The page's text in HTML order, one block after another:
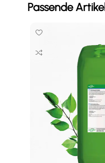
Passende Artikel